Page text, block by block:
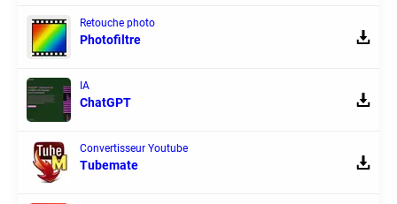
Retouche photo
Photofiltre
IA
ChatGPT
Convertisseur Youtube
Tubemate